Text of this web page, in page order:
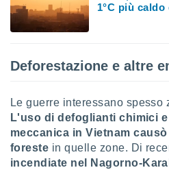
profili
per
1°C più caldo
Deforestazione e altre
Le guerre interessano spesso
L'uso di defoglianti chimici
meccanica in Vietnam
foreste in quelle zone. Di
incendiate nel Nagorno-